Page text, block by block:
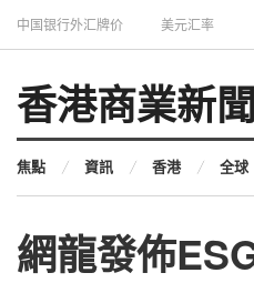
中国银行外汇牌价 美元汇率
香港商業新聞
焦點 資訊 香港 全球
網龍發佈